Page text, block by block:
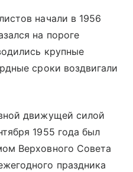
начали в 1956
на пороге
крупные
сроки воздвигали
движущей силой
1955 года был
Верховного Совета
праздника